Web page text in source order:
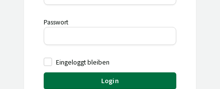
Passwort
Eingeloggt bleiben
Login